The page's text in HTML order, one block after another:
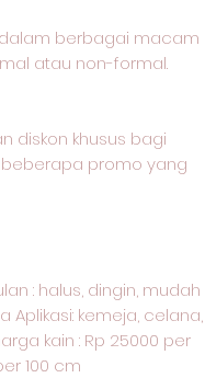
dalam berbagai macam
atau non-formal.
diskon khusus bagi
beberapa promo yang
: halus, dingin, mudah
Aplikasi: kemeja, celana,
kain : Rp 25000 per
100 cm